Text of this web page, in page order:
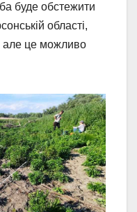
буде обстежити
області,
але це можливо